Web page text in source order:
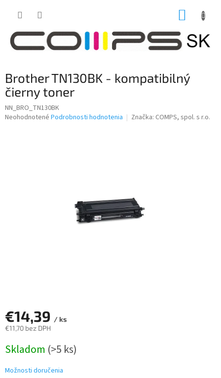
Brother TN130BK - kompatibilný
čierny toner
NN_BRO_TN130BK
Priemerné
Neohodnotené Podrobnosti hodnotenia Značka: COMPS, spol. s r.o.
€14,39 / ks
€11,70 bez DPH
cena:
Skladom (>5 ks)
Možnosti doručenia